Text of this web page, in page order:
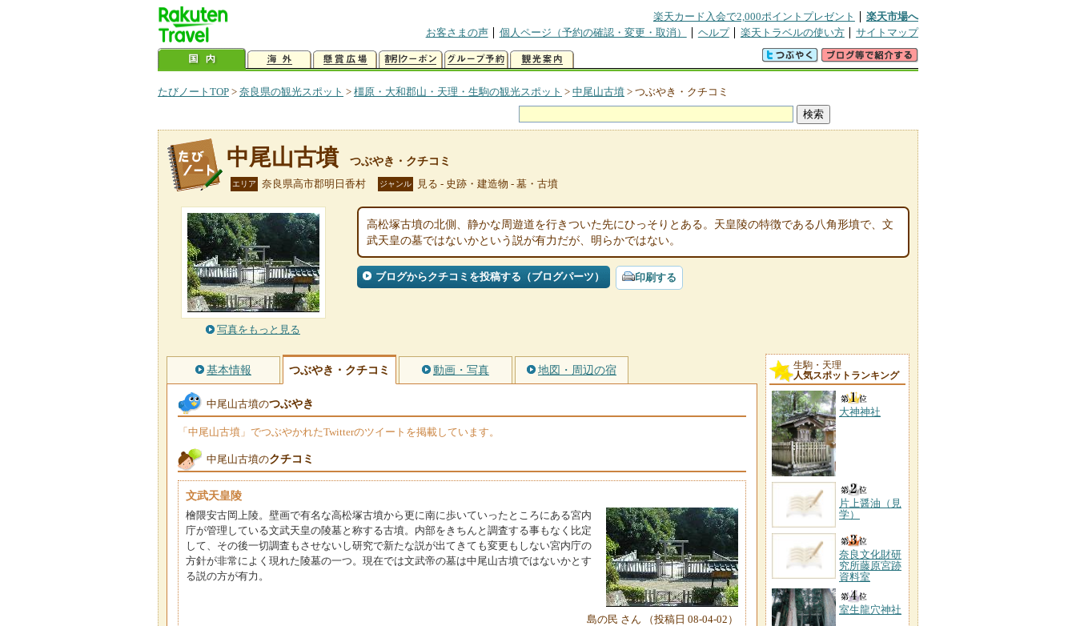
楽天カード入会で2,000ポイントプレゼント
楽天市場へ
お客さまの声
個人ページ（予約の確認・変更・取消） ヘルプ 楽天トラベルの使い方 サイトマップ
たびノートTOP > 奈良県の観光スポット > 橿原・大和郡山・天理・生駒の観光スポット > 中尾山古墳 > つぶやき・クチコミ
中尾山古墳 つぶやき・クチコミ
エリア 奈良県高市郡明日香村 ジャンル 見る - 史跡・建造物 - 墓・古墳
写真をもっと見る
高松塚古墳の北側、静かな周遊道を行きついた先にひっそりとある。天皇陵の特徴である八角形墳で、文
武天皇の墓ではないかという説が有力だが、明らかではない。
ブログからクチコミを投稿する（ブログパーツ） 印刷する
基本情報 つぶやき・クチコミ 動画・写真 地図・周辺の宿
中尾山古墳のつぶやき
「中尾山古墳」でつぶやかれたTwitterのツイートを掲載しています。
中尾山古墳のクチコミ
文武天皇陵
檜隈安古岡上陵。壁画で有名な高松塚古墳から更に南に歩いていったところにある宮内
庁が管理している文武天皇の陵墓と称する古墳。内部をきちんと調査する事もなく比定
して、その後一切調査もさせないし研究で新たな説が出てきても変更もしない宮内庁の
方針が非常によく現れた陵墓の一つ。現在では文武帝の墓は中尾山古墳ではないかとす
る説の方が有力。
島の民 さん （投稿日 08-04-02）
生駒・天理
人気スポットランキング
大神神社
片上醤油（見
学）
奈良文化財研
究所藤原宮跡
資料室
室生龍穴神社